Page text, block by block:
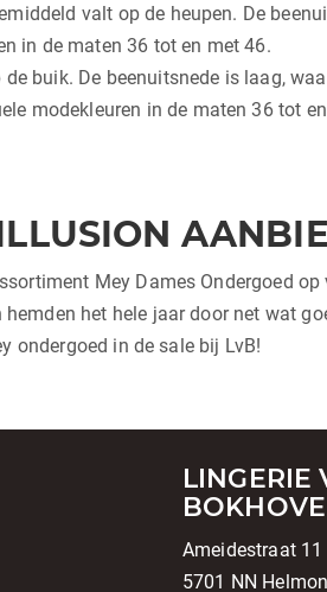
valt op de heupen. De
in de maten 36 tot en met 46.
buik. De beenuitsnede is laag,
modekleuren in de maten 36 tot
Mey Dames Ondergoed
het hele jaar door net wat
ondergoed in de sale bij LvB!
LINGERIE
Ameidestraat 11
5701 NN